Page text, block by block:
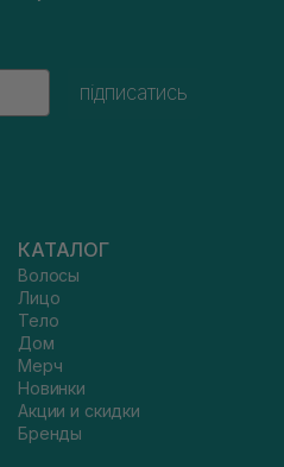
підписатись
КАТАЛОГ
Волосы
Лицо
Тело
Дом
Мерч
Новинки
Акции и скидки
Бренды